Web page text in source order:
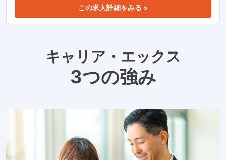
この求人詳細をみる >
キャリア・エックス
3つの強み